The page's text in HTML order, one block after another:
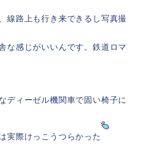
線路上も行き来できるし写真撮
な感じがいいんです。鉄道ロマ
ディーゼル機関車で固い椅子に
実際けっこうつらかった